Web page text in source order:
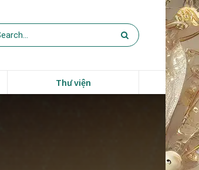
Thư viện